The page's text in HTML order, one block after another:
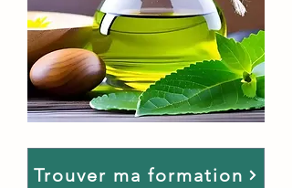
Trouver ma formation